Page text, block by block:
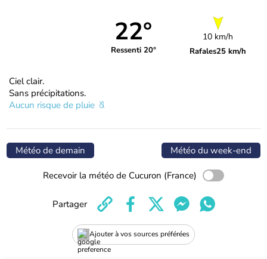
22°
Ressenti 20°
10 km/h
Rafales25 km/h
Ciel clair.
Sans précipitations.
Aucun risque de pluie
Météo de demain Météo du week-end
Recevoir la météo de Cucuron (France)
Ajouter à vos sources préférées
Partager